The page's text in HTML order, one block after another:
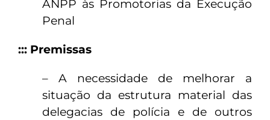
ANPP às Promotorias da Execução
Penal
::: Premissas
– A necessidade de melhorar a
situação da estrutura material das
delegacias de polícia e de outros